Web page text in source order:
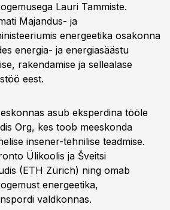
Lauri Tammiste.
Majandus- ja
energeetika osakonna
energia- ja energiasäästu
rakendamise ja sellealase
eest.
asub eksperdina tööle
Org, kes toob meeskonda
insener-tehnilise teadmise.
Ülikoolis ja Šveitsi
(ETH Zürich) ning omab
energeetika,
valdkonnas.